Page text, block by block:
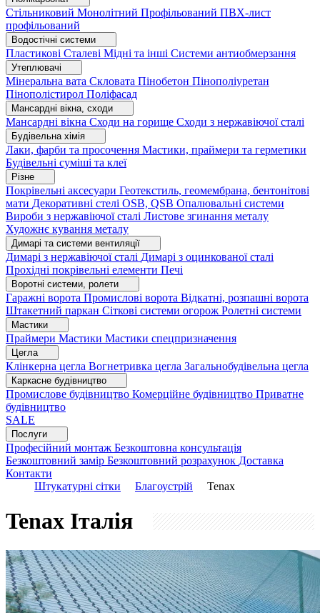
Стільниковий Монолітний Профільований ПВХ-лист
профільований
Водостічні системи
Пластикові Сталеві Мідні та інші Системи антиобмерзання
Утеплювачі
Мінеральна вата Скловата Пінобетон Пінополіуретан
Пінополістирол Поліфасад
Мансардні вікна, сходи
Мансардні вікна Сходи на горище Сходи з нержавіючої сталі
Будівельна хімія
Лаки, фарби та просочення Мастики, праймери та герметики
Будівельні суміші та клеї
Різне
Покрівельні аксесуари Геотекстиль, геомембрана, бентонітові
мати Декоративні стелі OSB, QSB Опалювальні системи
Вироби з нержавіючої сталі Листове згинання металу
Художнє кування металу
Димарі та системи вентиляції
Димарі з нержавіючої сталі Димарі з оцинкованої сталі
Прохідні покрівельні елементи Печі
Воротні системи, ролети
Гаражні ворота Промислові ворота Відкатні, розпашні ворота
Штакетний паркан Сіткові системи огорож Ролетні системи
Мастики
Праймери Мастики Мастики спецпризначення
Цегла
Клінкерна цегла Вогнетривка цегла Загальнобудівельна цегла
Каркасне будівництво
Промислове будівництво Комерційне будівництво Приватне
будівництво
SALE
Послуги
Професійний монтаж Безкоштовна консультація
Безкоштовний замір Безкоштовний розрахунок Доставка
Контакти
Штукатурні сітки
Благоустрій Tenax
Tenax Італія